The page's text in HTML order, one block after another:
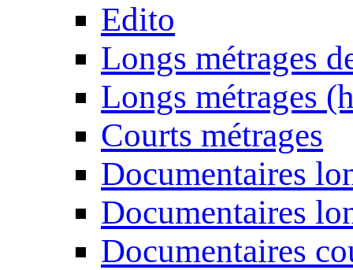
Edito
Longs métrages
Longs métrages
Courts métrages
Documentaires
Documentaires
Documentaires